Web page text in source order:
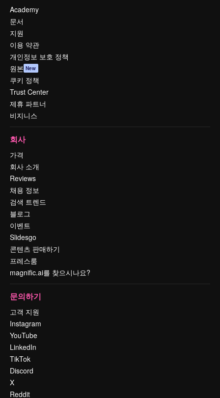
Academy
문서
지원
이용 약관
개인정보 보호 정책
원본 New
쿠키 정책
Trust Center
제휴 파트너
비지니스
회사
가격
회사 소개
Reviews
채용 정보
검색 트렌드
블로그
이벤트
Slidesgo
콘텐츠 판매하기
프레스룸
magnific.ai를 찾으시나요?
문의하기
고객 지원
Instagram
YouTube
LinkedIn
TikTok
Discord
X
Reddit